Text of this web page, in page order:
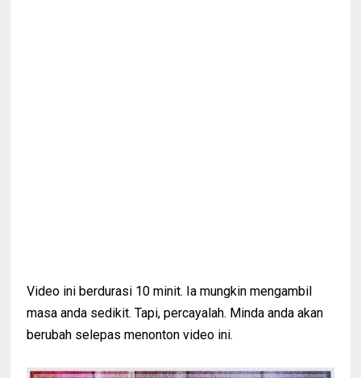
Video ini berdurasi 10 minit. Ia mungkin mengambil
masa anda sedikit. Tapi, percayalah. Minda anda akan
berubah selepas menonton video ini.